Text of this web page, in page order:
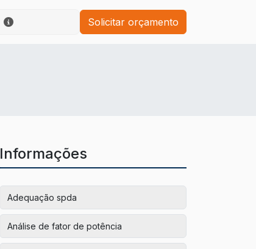
Solicitar orçamento
Informações
Adequação spda
Análise de fator de potência